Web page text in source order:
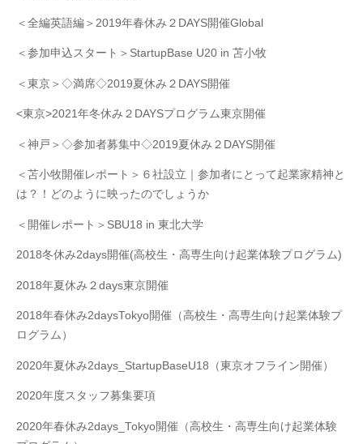
＜全編英語編＞2019年春休み２DAYS開催Global
＜参加申込スタート＞StartupBase U20 in 苫小牧
＜東京＞◇満席◇2019夏休み２DAYS開催
<東京>2021年冬休み２DAYSプログラム東京開催
＜神戸＞◇参加者募集中◇2019夏休み２DAYS開催
＜苫小牧開催レポート＞６社設立｜参加者にとって起業家精神と
は？！どのように映ったのでしょうか
＜開催レポート＞SBU18 in 東北大学
2018冬休み2days開催(高校生・高専生向け起業体験プログラム)
2018年夏休み２days東京開催
2018年春休み2daysTokyo開催（高校生・高専生向け起業体験プ
ログラム）
2020年夏休み2days_StartupBaseU18（東京オフライン開催）
2020年度スタッフ募集要項
2020年春休み2days_Tokyo開催（高校生・高専生向け起業体験